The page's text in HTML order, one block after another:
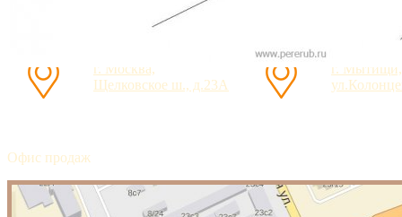
г. Москва,
Щелковское ш., д.23А
г. Мытищи,
Офис продаж